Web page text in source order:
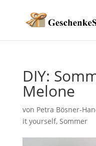
DIY:
Melone
von Petra Bösner-
it yourself, Sommer